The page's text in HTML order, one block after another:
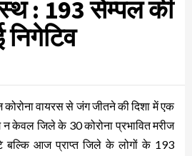
: 193 सेम्पल की
निगेटिव
वायरस से जंग जीतने की दिशा में एक
जिले के 30 कोरोना प्रभावित मरीज
बल्कि आज प्राप्त जिले के लोगों के 193